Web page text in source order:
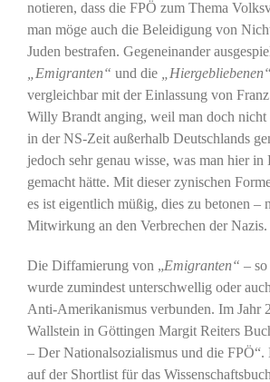
notieren, dass die FPÖ zum Thema
man möge auch die Beleidigung von
Juden bestrafen. Gegeneinander
„Emigranten“ und die „Hiergebliebenen“
vergleichbar mit der Einlassung von
Willy Brandt anging, weil man doch nicht
in der NS-Zeit außerhalb Deutschlands
jedoch sehr genau wisse, was man hier in
gemacht hätte. Mit dieser zynischen
es ist eigentlich müßig, dies zu betonen –
Mitwirkung an den Verbrechen der Nazis.
Die Diffamierung von „Emigranten“ – so
wurde zumindest unterschwellig oder
Anti-Amerikanismus verbunden. Im Jahr
Wallstein in Göttingen Margit Reiters
– Der Nationalsozialismus und die FPÖ“.
auf der Shortlist für das